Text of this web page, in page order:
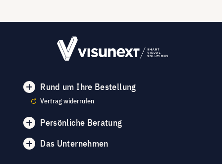
Rund um Ihre Bestellung
Vertrag widerrufen
Persönliche Beratung
Das Unternehmen